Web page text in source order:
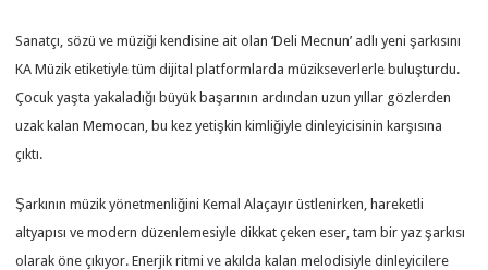
Sanatçı, sözü ve müziği kendisine ait olan ‘Deli Mecnun’ adlı yeni şarkısını
KA Müzik etiketiyle tüm dijital platformlarda müzikseverlerle buluşturdu.
Çocuk yaşta yakaladığı büyük başarının ardından uzun yıllar gözlerden
uzak kalan Memocan, bu kez yetişkin kimliğiyle dinleyicisinin karşısına
çıktı.
Şarkının müzik yönetmenliğini Kemal Alaçayır üstlenirken, hareketli
altyapısı ve modern düzenlemesiyle dikkat çeken eser, tam bir yaz şarkısı
olarak öne çıkıyor. Enerjik ritmi ve akılda kalan melodisiyle dinleyicilere